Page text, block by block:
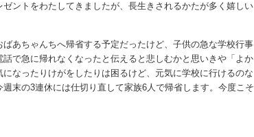
ントをわたしてきましたが、長生きされるかたが多く嬉しい
あちゃんちへ帰省する予定だったけど、子供の急な学校行事
で急に帰れなくなったと伝えると悲しむかと思いきや「よか
になったりけがをしたりは困るけど、元気に学校に行けるのな
週末の3連休には仕切り直して家族6人で帰省します。今度こそ